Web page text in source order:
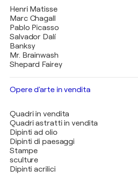
Henri Matisse
Marc Chagall
Pablo Picasso
Salvador Dalí
Banksy
Mr. Brainwash
Shepard Fairey
Opere d'arte in vendita
Quadri in vendita
Quadri astratti in vendita
Dipinti ad olio
Dipinti di paesaggi
Stampe
sculture
Dipinti acrilici